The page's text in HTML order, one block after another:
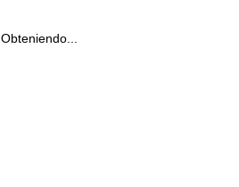
Obteniendo...